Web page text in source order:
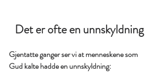
Det er ofte en unnskyldning
Gjentatte ganger ser vi at menneskene som
Gud kalte hadde en unnskyldning: